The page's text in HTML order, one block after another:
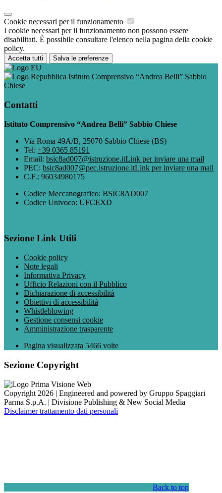
Cookie necessari per il funzionamento
I cookie necessari per il funzionamento non possono essere
disabilitati. È possibile consultare l'elenco nella pagina della cookie
policy.
Accetta tutti Salva le preferenze
Istituto Comprensivo “Andrea Belli” Sabbio
Chiese
Contatti
Istituto Comprensivo “Andrea Belli” Sabbio Chiese
Via Roma 49A/B, 25070 Sabbio Chiese (BS)
Tel: +39 0365 85191
Email: bsic8ad007@istruzione.itLink per inviare una mail
PEC: bsic8ad007@pec.istruzione.itLink per inviare una mail
C.F.: 96034980175
Codice Meccanografico: BSIC8AD007
Codice Univoco: UFCEXD
Sezione Link Utili
Cookie policy
Note legali
Informativa Privacy
Ufficio Relazioni con il Pubblico
Dichiarazione di accessibilità
Obiettivi di accessibilità
Whistleblowing
Gestione consensi cookie
Amministrazione trasparente
Pagina visualizzata 5466 volte
Sezione Copyright
Copyright 2026 | Engineered and powered by Gruppo Spaggiari
Parma S.p.A. | Divisione Publishing & New Social Media
Disclaimer trattamento dati personali
Back to top